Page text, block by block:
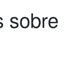
sobre